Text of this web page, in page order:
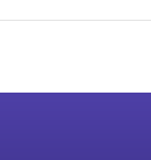
需在特定地點參